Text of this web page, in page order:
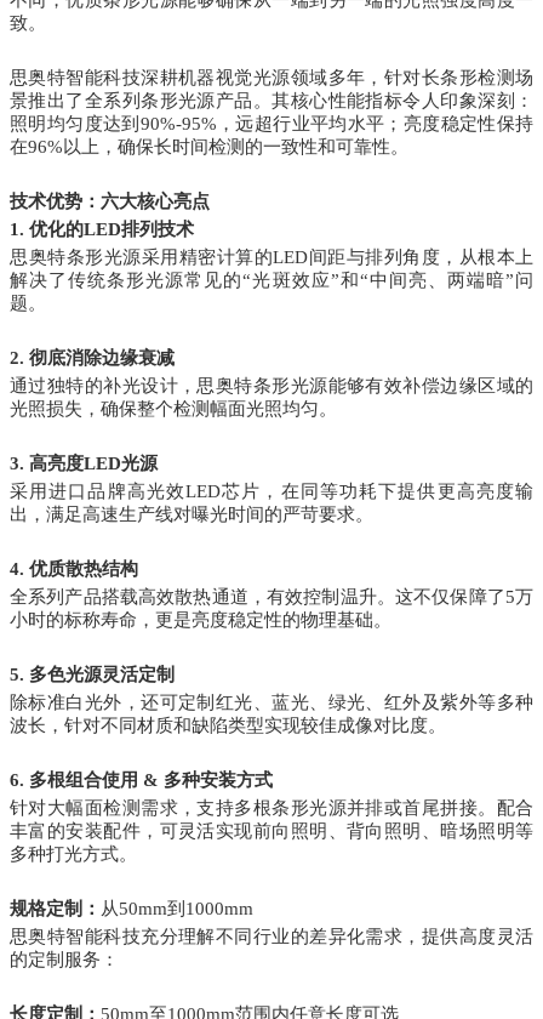
致。
思奥特智能科技深耕机器视觉光源领域多年，针对长条形检测场
景推出了全系列条形光源产品。其核心性能指标令人印象深刻：
照明均匀度达到90%-95%，远超行业平均水平；亮度稳定性保持
在96%以上，确保长时间检测的一致性和可靠性。
技术优势：六大核心亮点
1. 优化的LED排列技术
思奥特条形光源采用精密计算的LED间距与排列角度，从根本上
解决了传统条形光源常见的“光斑效应”和“中间亮、两端暗”问
题。
2. 彻底消除边缘衰减
通过独特的补光设计，思奥特条形光源能够有效补偿边缘区域的
光照损失，确保整个检测幅面光照均匀。
3. 高亮度LED光源
采用进口品牌高光效LED芯片，在同等功耗下提供更高亮度输
出，满足高速生产线对曝光时间的严苛要求。
4. 优质散热结构
全系列产品搭载高效散热通道，有效控制温升。这不仅保障了5万
小时的标称寿命，更是亮度稳定性的物理基础。
5. 多色光源灵活定制
除标准白光外，还可定制红光、蓝光、绿光、红外及紫外等多种
波长，针对不同材质和缺陷类型实现较佳成像对比度。
6. 多根组合使用 & 多种安装方式
针对大幅面检测需求，支持多根条形光源并排或首尾拼接。配合
丰富的安装配件，可灵活实现前向照明、背向照明、暗场照明等
多种打光方式。
规格定制： 从50mm到1000mm
思奥特智能科技充分理解不同行业的差异化需求，提供高度灵活
的定制服务：
长度定制： 50mm至1000mm范围内任意长度可选